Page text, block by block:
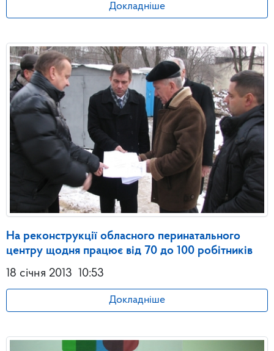
Докладніше
На реконструкції обласного перинатального
центру щодня працює від 70 до 100 робітників
18 січня 2013
10:53
Докладніше